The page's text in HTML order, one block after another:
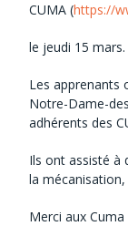
CUMA (https://
le jeudi 15 mars.
Les apprenants
Notre-Dame-
adhérents des
Ils ont assisté à
la mécanisation,
Merci aux